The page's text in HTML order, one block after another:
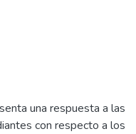
una respuesta a las
con respecto a los